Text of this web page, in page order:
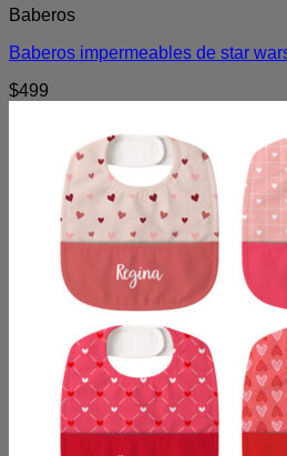
Baberos
Baberos impermeables de star
$499